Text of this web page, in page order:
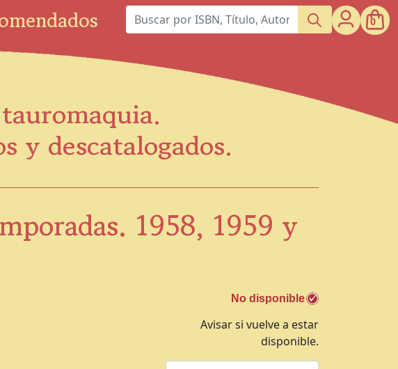
0
y descatalogados.
1958, 1959 y
No disponible
Avisar si vuelve a estar
disponible.